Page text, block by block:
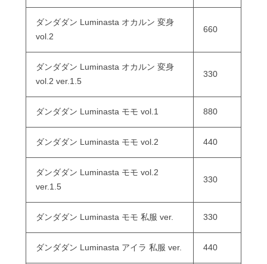
ダンダダン Luminasta オカルン 変身
vol.2
660
ダンダダン Luminasta オカルン 変身
vol.2 ver.1.5
330
ダンダダン Luminasta モモ vol.1 880
ダンダダン Luminasta モモ vol.2 440
ダンダダン Luminasta モモ vol.2
ver.1.5
330
ダンダダン Luminasta モモ 私服 ver. 330
ダンダダン Luminasta アイラ 私服 ver. 440